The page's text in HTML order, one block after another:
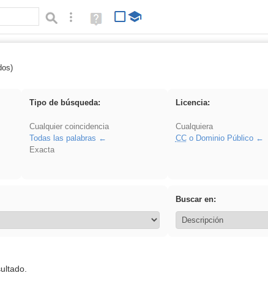
Búsqueda avanzada
Ayuda
(en
Tipo de búsqueda:
Cualquier coincidencia
Todas las palabras
Exacta
Licencia:
Cualquiera
CCo Dominio Público
Buscar en: